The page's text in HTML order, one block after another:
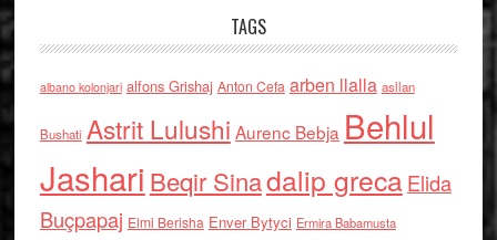
TAGS
albano kolonjari alfons Grishaj Anton Cefa arben llalla asllan
Bushati Astrit Lulushi Aurenc Bebja Behlul
Jashari Beqir Sinadalip grecaElida
Buçpapaj Elmi Berisha Enver Bytyci Ermira Babamusta